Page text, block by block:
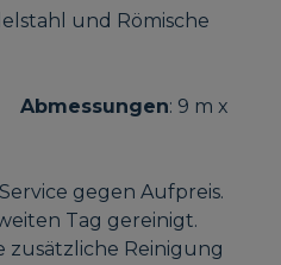
und Römische
Abmessungen: 9 m x
gegen Aufpreis.
Tag gereinigt.
zusätzliche Reinigung